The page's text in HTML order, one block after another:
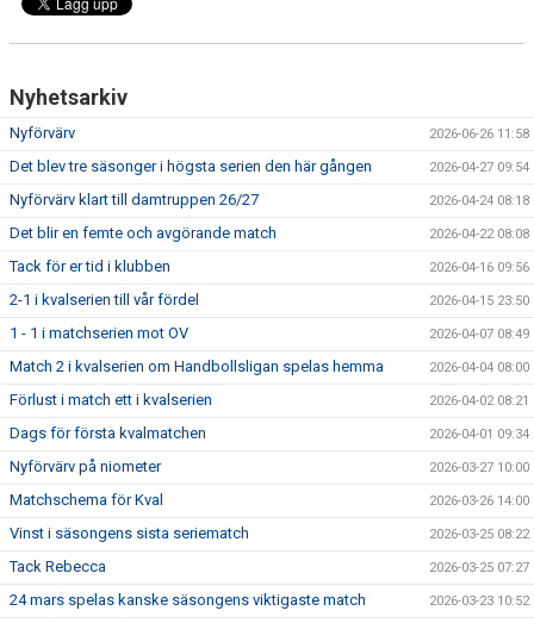
Nyhetsarkiv
Nyförvärv 2026-06-26 11:58
Det blev tre säsonger i högsta serien den här gången 2026-04-27 09:54
Nyförvärv klart till damtruppen 26/27 2026-04-24 08:18
Det blir en femte och avgörande match 2026-04-22 08:08
Tack för er tid i klubben 2026-04-16 09:56
2-1 i kvalserien till vår fördel 2026-04-15 23:50
1 - 1 i matchserien mot OV 2026-04-07 08:49
Match 2 i kvalserien om Handbollsligan spelas hemma 2026-04-04 08:00
Förlust i match ett i kvalserien 2026-04-02 08:21
Dags för första kvalmatchen 2026-04-01 09:34
Nyförvärv på niometer 2026-03-27 10:00
Matchschema för Kval 2026-03-26 14:00
Vinst i säsongens sista seriematch 2026-03-25 08:22
Tack Rebecca 2026-03-25 07:27
24 mars spelas kanske säsongens viktigaste match 2026-03-23 10:52